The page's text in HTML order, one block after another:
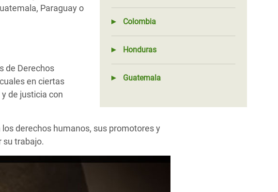
Colombia
Honduras
Guatemala
Paraguay o
de Derechos
en ciertas
de justicia con
derechos humanos, sus promotores y
trabajo.